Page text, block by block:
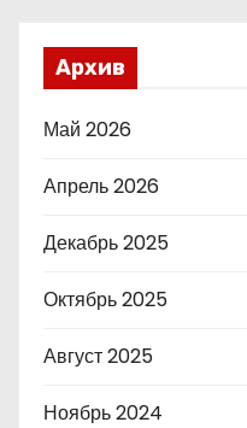
Архив
Май 2026
Апрель 2026
Декабрь 2025
Октябрь 2025
Август 2025
Ноябрь 2024